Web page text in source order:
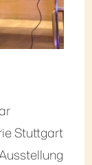
Stuttgart